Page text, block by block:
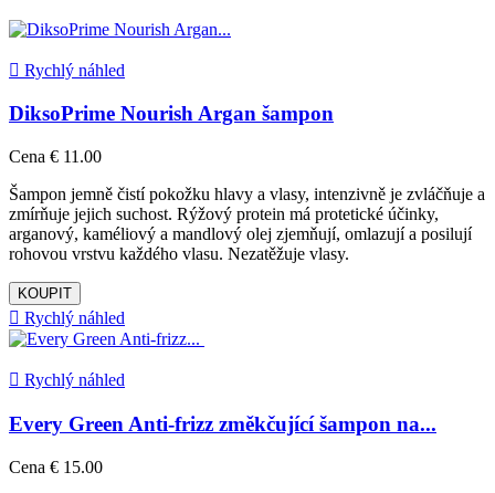
 Rychlý náhled
DiksoPrime Nourish Argan šampon
Cena € 11.00
Šampon jemně čistí pokožku hlavy a vlasy, intenzivně je zvláčňuje a
zmírňuje jejich suchost. Rýžový protein má protetické účinky,
arganový, kaméliový a mandlový olej zjemňují, omlazují a posilují
rohovou vrstvu každého vlasu. Nezatěžuje vlasy.
KOUPIT
 Rychlý náhled
 Rychlý náhled
Every Green Anti-frizz změkčující šampon na...
Cena € 15.00